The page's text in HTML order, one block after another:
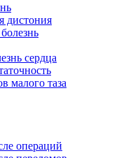
дистония
сердца
малого таза
операций